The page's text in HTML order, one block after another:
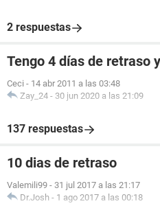
2 respuestas
Tengo 4 días de retraso
Ceci - 14 abr 2011 a las 03:48
Zay_24 - 30 jun 2020 a las 21:09
137 respuestas
10 dias de retraso
Valemili99 - 31 jul 2017 a las 21:17
Dr.Josh - 1 ago 2017 a las 00:18